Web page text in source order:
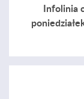
Infolinia